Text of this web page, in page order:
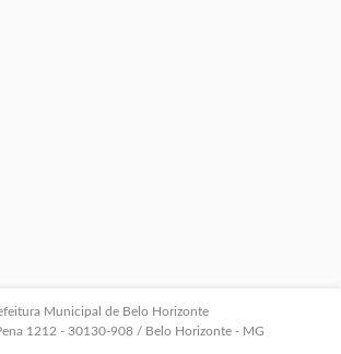
Municipal de Belo Horizonte
1212 - 30130-908 / Belo Horizonte - MG